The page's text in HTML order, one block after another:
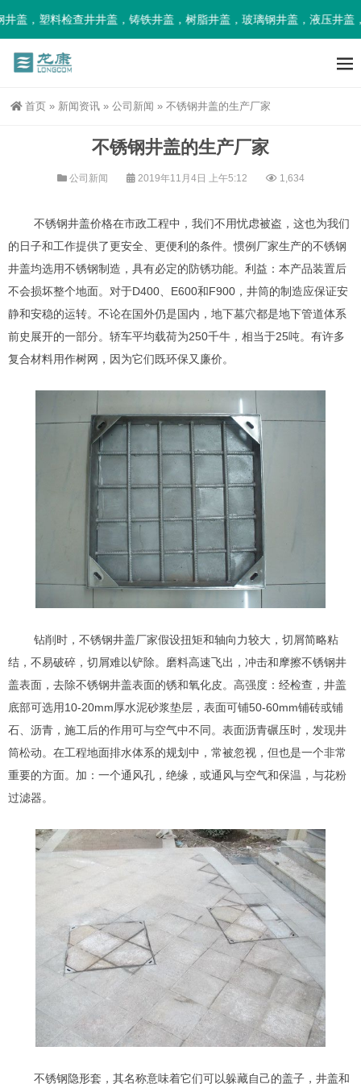
，塑料检查井井盖，铸铁井盖，树脂井盖，玻璃钢井盖，液压井盖
首页 » 新闻资讯 » 公司新闻 » 不锈钢井盖的生产厂家
不锈钢井盖的生产厂家
公司新闻 2019年11月4日 上午5:12 1,634
不锈钢井盖价格在市政工程中，我们不用忧虑被盗，这也为我们
的日子和工作提供了更安全、更便利的条件。惯例厂家生产的不锈钢
井盖均选用不锈钢制造，具有必定的防锈功能。利益：本产品装置后
不会损坏整个地面。对于D400、E600和F900，井筒的制造应保证安
静和安稳的运转。不论在国外仍是国内，地下墓穴都是地下管道体系
前史展开的一部分。轿车平均载荷为250千牛，相当于25吨。有许多
复合材料用作树网，因为它们既环保又廉价。
钻削时，不锈钢井盖厂家假设扭矩和轴向力较大，切屑简略粘
结，不易破碎，切屑难以铲除。磨料高速飞出，冲击和摩擦不锈钢井
盖表面，去除不锈钢井盖表面的锈和氧化皮。高强度：经检查，井盖
底部可选用10-20mm厚水泥砂浆垫层，表面可铺50-60mm铺砖或铺
石、沥青，施工后的作用可与空气中不同。表面沥青碾压时，发现井
筒松动。在工程地面排水体系的规划中，常被忽视，但也是一个非常
重要的方面。加：一个通风孔，绝缘，或通风与空气和保温，与花粉
过滤器。
不锈钢隐形套，其名称意味着它们可以躲藏自己的盖子，井盖和